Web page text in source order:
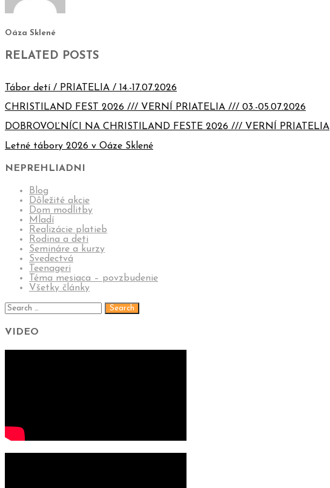
Oáza Sklené
RELATED POSTS
Tábor detí / PRIATELIA / 14.-17.07.2026
CHRISTILAND FEST 2026 /// VERNÍ PRIATELIA /// 03.-05.07.2026
DOBROVOĽNÍCI NA CHRISTILAND FESTE 2026 /// VERNÍ PRIATELIA
Letné tábory 2026 v Oáze Sklené
NEPREHLIADNI
Blog
Dôležité akcie
Dom modlitby
Mladí
Realizácie platieb
Rodina a deti
Semináre a kurzy
Svedectvá
Teenageri
Téma mesiaca – povzbudenie
Všetky články
VIDEO